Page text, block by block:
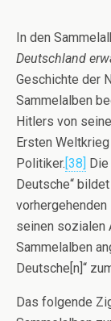
In den
Deutschland
Geschichte der
Sammelalben
Hitlers von
Ersten
Politiker.[38]
Deutsche“
seinen sozialen
Sammelalben
Deutsche[n]“
Das folgende